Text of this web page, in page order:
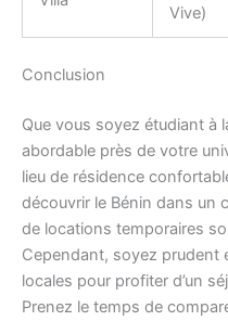
Vive)
Conclusion
Que vous soyez étudiant à
abordable près de votre
lieu de résidence
découvrir le Bénin dans un
de locations temporaires
Cependant, soyez prudent
locales pour profiter d’un
Prenez le temps de